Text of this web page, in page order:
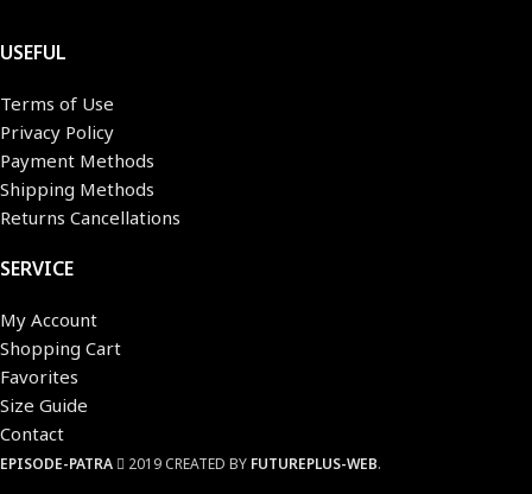
USEFUL
Terms of Use
Privacy Policy
Payment Methods
Shipping Methods
Returns Cancellations
SERVICE
My Account
Shopping Cart
Favorites
Size Guide
Contact
EPISODE-PATRA 2019 CREATED BY FUTUREPLUS-WEB.